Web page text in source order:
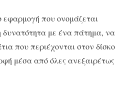
εφαρμογή που ονομάζεται
δυνατότητα με ένα πάτημα, να
που περιέχονται στον δίσκο
μέσα από όλες ανεξαιρέτως